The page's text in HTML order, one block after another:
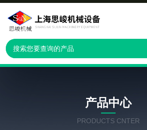
产品中心
PRODUCTS CNTER